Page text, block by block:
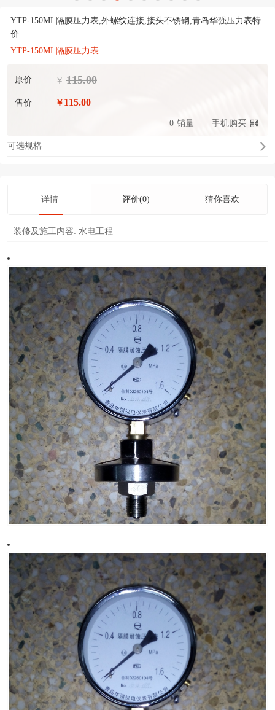
YTP-150ML隔膜压力表,外螺纹连接,接头不锈钢,青岛华强压力表特
价
YTP-150ML隔膜压力表
原价 ￥ 115.00
售价 ￥ 115.00
0 销量 手机购买
可选规格
详情 评价(0) 猜你喜欢
装修及施工内容: 水电工程